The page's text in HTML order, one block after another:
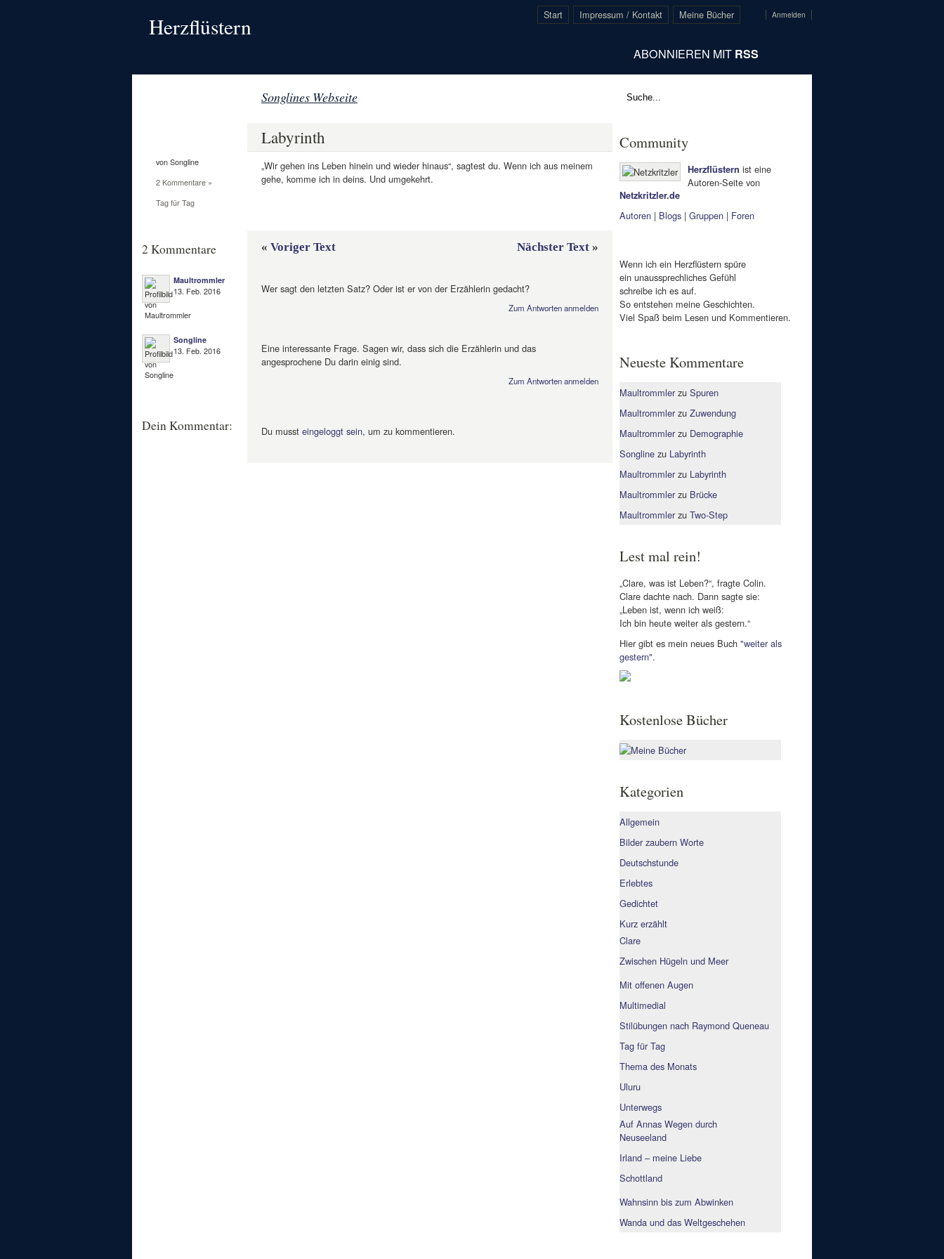
Herzflüstern Anmelden
Start Impressum / Kontakt Meine Bücher
ABONNIEREN MIT RSS
Songlines Webseite
von Songline
2 Kommentare »
Tag für Tag
Labyrinth
„Wir gehen ins Leben hinein und wieder hinaus“, sagtest du. Wenn ich aus meinem
gehe, komme ich in deins. Und umgekehrt.
2 Kommentare « Voriger Text Nächster Text »
Maultrommler
13. Feb. 2016
Wer sagt den letzten Satz? Oder ist er von der Erzählerin gedacht?
Zum Antworten anmelden
Songline
13. Feb. 2016
Eine interessante Frage. Sagen wir, dass sich die Erzählerin und das
angesprochene Du darin einig sind.
Zum Antworten anmelden
Dein Kommentar: Du musst eingeloggt sein, um zu kommentieren.
Community
Herzflüstern ist eine
Autoren-Seite von
Netzkritzler.de
Autoren | Blogs | Gruppen | Foren
Wenn ich ein Herzflüstern spüre
ein unaussprechliches Gefühl
schreibe ich es auf.
So entstehen meine Geschichten.
Viel Spaß beim Lesen und Kommentieren.
Neueste Kommentare
Maultrommler zu Spuren
Maultrommler zu Zuwendung
Maultrommler zu Demographie
Songline zu Labyrinth
Maultrommler zu Labyrinth
Maultrommler zu Brücke
Maultrommler zu Two-Step
Lest mal rein!
„Clare, was ist Leben?“, fragte Colin.
Clare dachte nach. Dann sagte sie:
„Leben ist, wenn ich weiß:
Ich bin heute weiter als gestern.“
Hier gibt es mein neues Buch "weiter als
gestern".
Kostenlose Bücher
Kategorien
Allgemein
Bilder zaubern Worte
Deutschstunde
Erlebtes
Gedichtet
Kurz erzählt
Clare
Zwischen Hügeln und Meer
Mit offenen Augen
Multimedial
Stilübungen nach Raymond Queneau
Tag für Tag
Thema des Monats
Uluru
Unterwegs
Auf Annas Wegen durch
Neuseeland
Irland – meine Liebe
Schottland
Wahnsinn bis zum Abwinken
Wanda und das Weltgeschehen